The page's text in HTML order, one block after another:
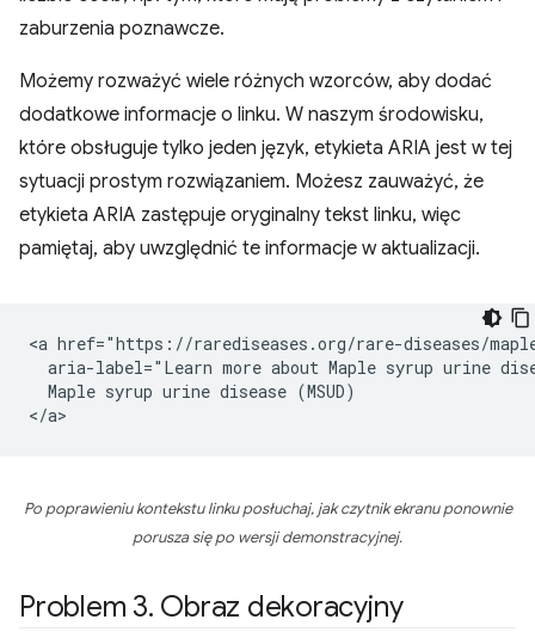
zaburzenia poznawcze.
Możemy rozważyć wiele różnych wzorców, aby dodać
dodatkowe informacje o linku. W naszym środowisku,
które obsługuje tylko jeden język, etykieta ARIA jest w tej
sytuacji prostym rozwiązaniem. Możesz zauważyć, że
etykieta ARIA zastępuje oryginalny tekst linku, więc
pamiętaj, aby uwzględnić te informacje w aktualizacji.
<a href="https://rarediseases.org/rare-diseases/
aria-label="Learn more about Maple syrup urine
  Maple syrup urine disease (MSUD)
Po poprawieniu kontekstu linku posłuchaj, jak czytnik ekranu ponownie
porusza się po wersji demonstracyjnej.
Problem 3. Obraz dekoracyjny